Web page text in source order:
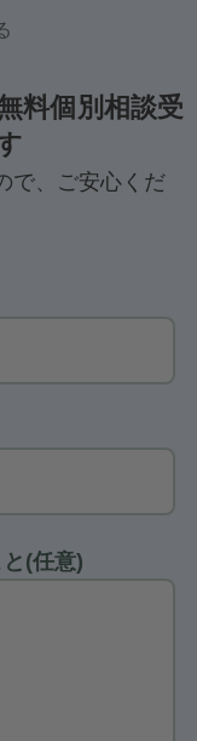
料個別相談受
で、ご安心くだ
(任意)